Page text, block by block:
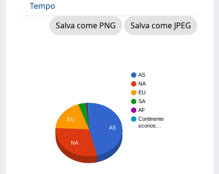
Tempo
Salva come PNG
Salva come JPEG
AS
NA
EU
SA
AF
Continente
sconos…
AS
EU
NA